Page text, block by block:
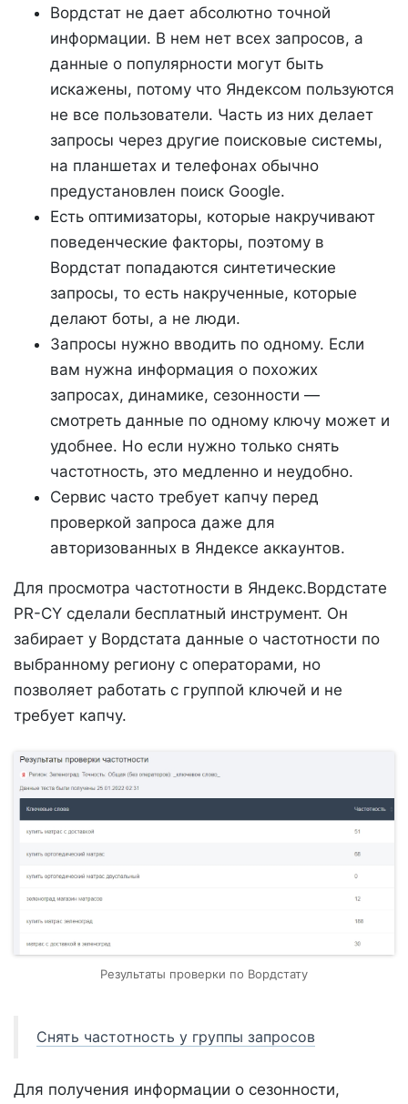
Вордстат не дает абсолютно точной
информации. В нем нет всех запросов, а
данные о популярности могут быть
искажены, потому что Яндексом пользуются
не все пользователи. Часть из них делает
запросы через другие поисковые системы,
на планшетах и телефонах обычно
предустановлен поиск Google.
Есть оптимизаторы, которые накручивают
поведенческие факторы, поэтому в
Вордстат попадаются синтетические
запросы, то есть накрученные, которые
делают боты, а не люди.
Запросы нужно вводить по одному. Если
вам нужна информация о похожих
запросах, динамике, сезонности —
смотреть данные по одному ключу может и
удобнее. Но если нужно только снять
частотность, это медленно и неудобно.
Сервис часто требует капчу перед
проверкой запроса даже для
авторизованных в Яндексе аккаунтов.
Для просмотра частотности в Яндекс.Вордстате
PR-CY сделали бесплатный инструмент. Он
забирает у Вордстата данные о частотности по
выбранному региону с операторами, но
позволяет работать с группой ключей и не
требует капчу.
Результаты проверки по Вордстату
Снять частотность у группы запросов
Для получения информации о сезонности,